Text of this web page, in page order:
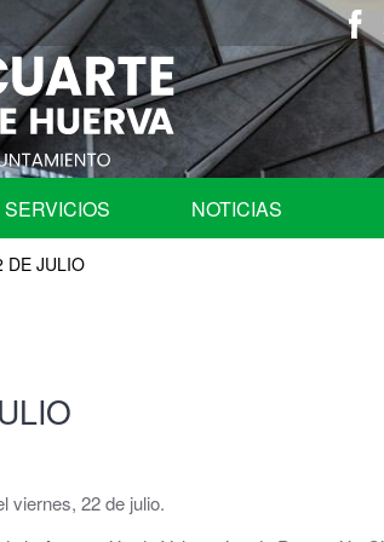
de Cuarte de Huerva
NOTICIAS
DE JULIO
viernes, 22 de julio.